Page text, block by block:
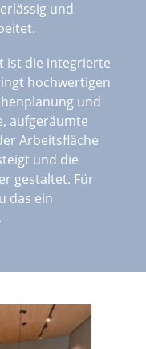
und
ist die integrierte
hochwertigen
und
aufgeräumte
Arbeitsfläche
und die
gestaltet. Für
das ein